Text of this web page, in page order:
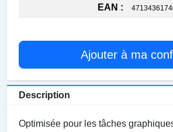
EAN :
Ajouter à ma
Description
Optimisée pour les tâches